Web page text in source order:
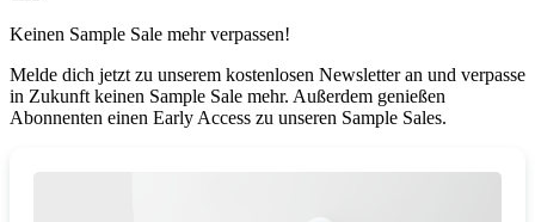
Keinen Sample Sale mehr verpassen!
Melde dich jetzt zu unserem kostenlosen Newsletter an und verpasse
in Zukunft keinen Sample Sale mehr. Außerdem genießen
Abonnenten einen Early Access zu unseren Sample Sales.